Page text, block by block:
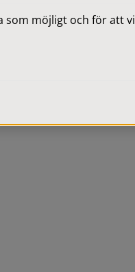
som möjligt och för att vi